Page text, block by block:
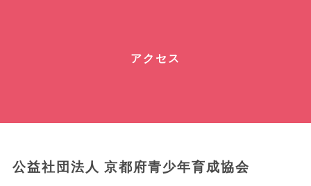
アクセス
公益社団法人 京都府青少年育成協会